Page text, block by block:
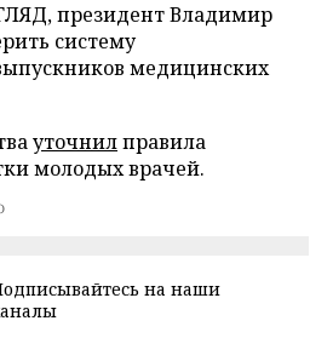
президент Владимир
систему
медицинских
уточнилправила
молодых врачей.
на наши